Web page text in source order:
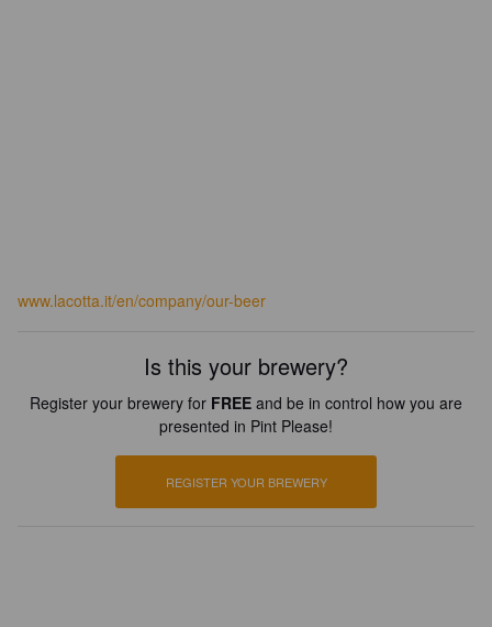
www.lacotta.it/en/company/our-beer
Is this your brewery?
Register your brewery for FREE and be in control how you are
presented in Pint Please!
REGISTER YOUR BREWERY